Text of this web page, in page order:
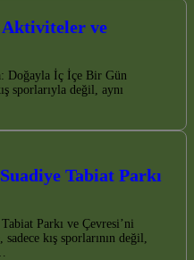
Aktiviteler ve
Doğayla İç İçe Bir Gün
sporlarıyla değil, aynı
Tabiat Parkı
Parkı ve Çevresi’ni
kış sporlarının değil,